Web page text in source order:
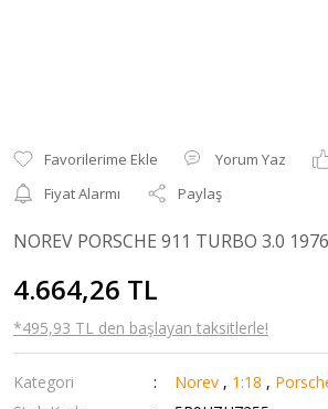
Yorum Yaz
Fiyat Alarmı
Paylaş
NOREV PORSCHE 911 TURBO 3.0
4.664,26 TL
*495,93 TL den başlayan taksitlerle!
Kategori Norev , 1:18 ,